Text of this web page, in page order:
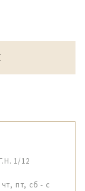
1/12
пт, сб - с